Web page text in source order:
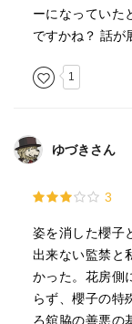
どうして被害
今回の話を読
被害者側はずっ
国に訴えかけた
この話でもひ
けたにもかか
るのだろうか？
たったひとり
ーになっていた
ですかね？ 話が
1
ゆづきさん
3
姿を消した櫻子
出来ない監禁と
かった。花房側
らず、櫻子の特
ろ舘脇の善悪の